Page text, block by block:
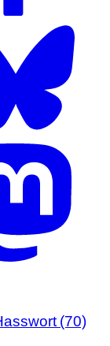
(70)